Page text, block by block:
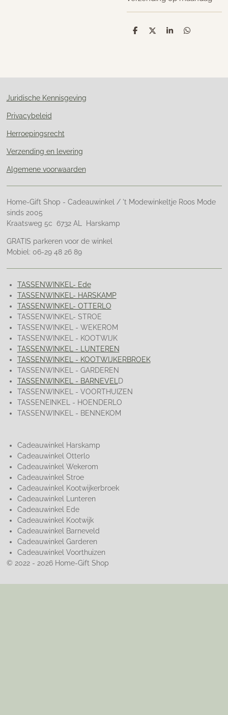
D
D
S
D
Juridische Kennisgeving
Privacybeleid
Herroepingsrecht
Verzending en levering
Algemene voorwaarden
Home-Gift Shop - Cadeauwinkel / 't Modewinkeltje Roos Mode
sinds 2005
Kraatsweg 5c 6732 AL Harskamp
GRATIS parkeren voor de winkel
Mobiel: 06-29 48 26 89
TASSENWINKEL- Ede
TASSENWINKEL- HARSKAMP
TASSENWINKEL- OTTERLO
TASSENWINKEL- STROE
TASSENWINKEL - WEKEROM
TASSENWINKEL - KOOTWIJK
TASSENWINKEL - LUNTEREN
TASSENWINKEL - KOOTWIJKERBROEK
TASSENWINKEL - GARDEREN
TASSENWINKEL - BARNEVEL
D
TASSENWINKEL - VOORTHUIZEN
TASSENEINKEL - HOENDERLO
TASSENWINKEL - BENNEKOM
Cadeauwinkel Harskamp
Cadeauwinkel Otterlo
Cadeauwinkel Wekerom
Cadeauwinkel Stroe
Cadeauwinkel Kootwijkerbroek
Cadeauwinkel Lunteren
Cadeauwinkel Ede
Cadeauwinkel Kootwijk
Cadeauwinkel Barneveld
Cadeauwinkel Garderen
Cadeauwinkel Voorthuizen
© 2022 - 2026 Home-Gift Shop